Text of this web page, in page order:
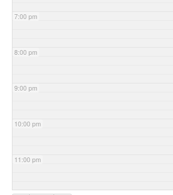
7:00 pm
8:00 pm
9:00 pm
10:00 pm
11:00 pm